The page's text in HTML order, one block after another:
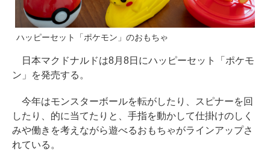
ハッピーセット「ポケモン」のおもちゃ
日本マクドナルドは8月8日にハッピーセット「ポケモ
ン」を発売する。
今年はモンスターボールを転がしたり、スピナーを回
したり、的に当てたりと、手指を動かして仕掛けのしく
みや働きを考えながら遊べるおもちゃがラインアップさ
れている。